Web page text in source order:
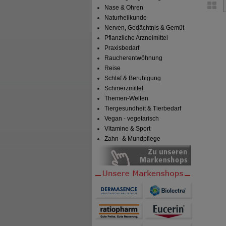
Nase & Ohren
Naturheilkunde
Nerven, Gedächtnis & Gemüt
Pflanzliche Arzneimittel
Praxisbedarf
Raucherentwöhnung
Reise
Schlaf & Beruhigung
Schmerzmittel
Themen-Welten
Tiergesundheit & Tierbedarf
Vegan - vegetarisch
Vitamine & Sport
Zahn- & Mundpflege